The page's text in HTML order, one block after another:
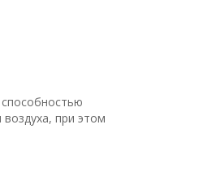
при этом